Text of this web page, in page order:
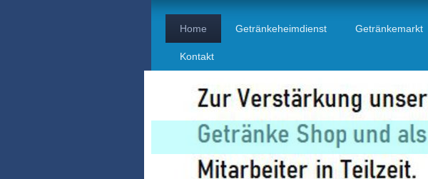
Home Getränkeheimdienst Getränkemarkt
Kontakt